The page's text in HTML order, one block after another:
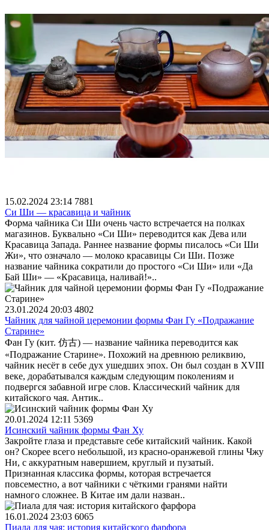
15.02.2024 23:14 7881
Си Ши — красавица и чайник
Форма чайника Си Ши очень часто встречается на полках
магазинов. Буквально «Си Ши» переводится как Дева или
Красавица Запада. Раннее название формы писалось «Си Ши
Жи», что означало — молоко красавицы Си Ши. Позже
название чайника сократили до простого «Си Ши» или «Да
Бай Ши» — «Красавица, наливай!»..
23.01.2024 20:03 4802
Чайник для чайной церемонии формы Фан Гу «Подражание
Старине»
Фан Гу (кит. 仿古) — название чайника переводится как
«Подражание Старине». Похожий на древнюю реликвию,
чайник несёт в себе дух ушедших эпох. Он был создан в XVIII
веке, дорабатывался каждым следующим поколениям и
подвергся забавной игре слов. Классический чайник для
китайского чая. Антик..
20.01.2024 12:11 5369
Исинский чайник формы Фан Ху
Закройте глаза и представьте себе китайский чайник. Какой
он? Скорее всего небольшой, из красно-оранжевой глины Чжу
Ни, с аккуратным навершием, круглый и пузатый.
Признанная классика формы, которая встречается
повсеместно, а вот чайники с чёткими гранями найти
намного сложнее. В Китае им дали назван..
16.01.2024 23:03 6065
Пиала для чая: история китайского фарфора